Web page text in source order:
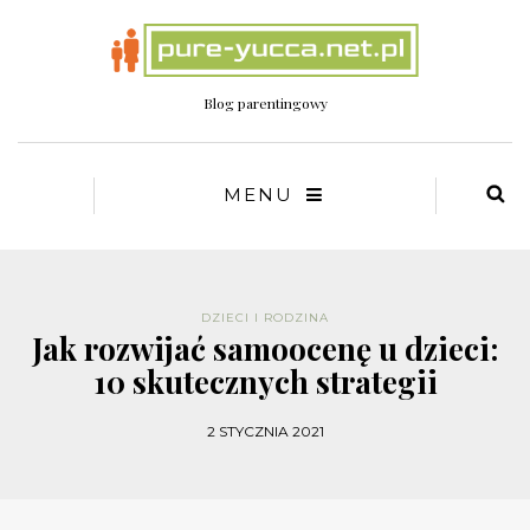
Blog parentingowy
MENU
DZIECI I RODZINA
Jak rozwijać samoocenę u dzieci:
10 skutecznych strategii
2 STYCZNIA 2021